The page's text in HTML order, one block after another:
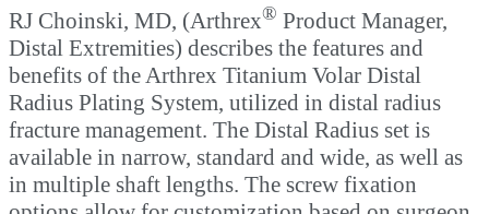
RJ Choinski, MD, (Arthrex® Product Manager,
Distal Extremities) describes the features and
benefits of the Arthrex Titanium Volar Distal
Radius Plating System, utilized in distal radius
fracture management. The Distal Radius set is
available in narrow, standard and wide, as well as
in multiple shaft lengths. The screw fixation